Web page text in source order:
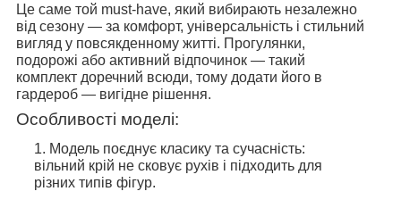
Це саме той must-have, який вибирають незалежно
від сезону — за комфорт, універсальність і стильний
вигляд у повсякденному житті. Прогулянки,
подорожі або активний відпочинок — такий
комплект доречний всюди, тому додати його в
гардероб — вигідне рішення.
Особливості моделі:
Модель поєднує класику та сучасність:
вільний крій не сковує рухів і підходить для
різних типів фігур.